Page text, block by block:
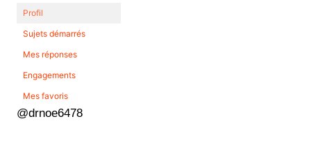
Profil
Sujets démarrés
Mes réponses
Engagements
Mes favoris
@drnoe6478